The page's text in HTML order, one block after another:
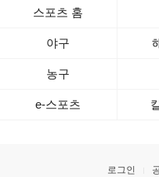
스포츠 홈
야구
농구
e-스포츠
로그인